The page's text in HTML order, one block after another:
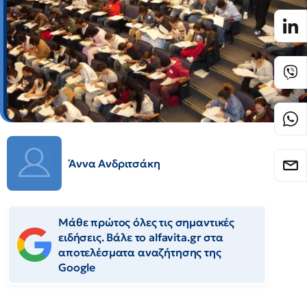
Άννα Ανδριτσάκη
Μάθε πρώτος όλες τις σημαντικές
ειδήσεις. Βάλε το alfavita.gr στα
αποτελέσματα αναζήτησης της
Google